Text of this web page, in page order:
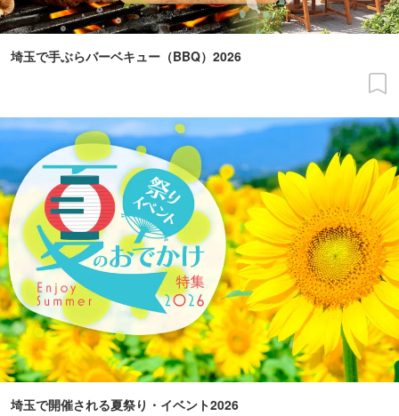
埼玉で手ぶらバーベキュー（BBQ）2026
埼玉で開催される夏祭り・イベント2026